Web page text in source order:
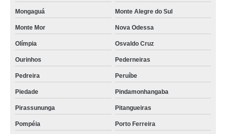
Mongaguá Monte Alegre do Sul
Monte Mor Nova Odessa
Olímpia Osvaldo Cruz
Ourinhos Pederneiras
Pedreira Peruíbe
Piedade Pindamonhangaba
Pirassununga Pitangueiras
Pompéia Porto Ferreira